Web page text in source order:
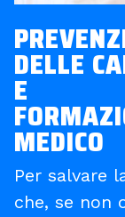
DELLE
E
MEDICO
Per salvare
che, se non